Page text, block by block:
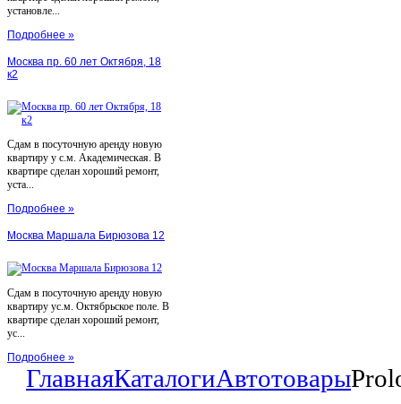
установле...
Подробнее »
Москва пр. 60 лет Октября, 18
к2
Сдам в посуточную аренду новую
квартиру у с.м. Академическая. В
квартире сделан хороший ремонт,
уста...
Подробнее »
Москва Маршала Бирюзова 12
Сдам в посуточную аренду новую
квартиру ус.м. Октябрьское поле. В
квартире сделан хороший ремонт,
ус...
Подробнее »
ГлавнаяКаталогиАвтотовары